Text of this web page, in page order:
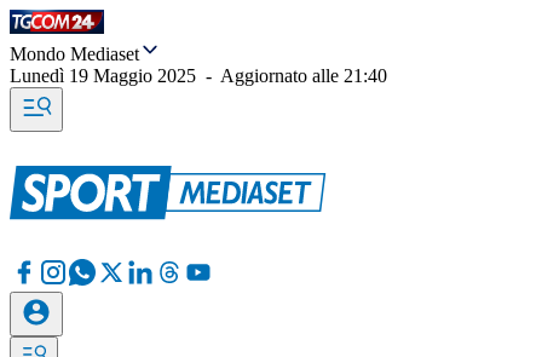
Mondo Mediaset
Lunedì 19 Maggio 2025 - Aggiornato alle 21:40